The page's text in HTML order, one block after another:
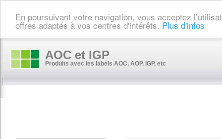
En poursuivant votre navigation, vous acceptez
offres adaptés à vos centres d'intérêts. Plus d'infos
AOC et IGP
Produits avec les labels AOC, AOP, IGP, etc